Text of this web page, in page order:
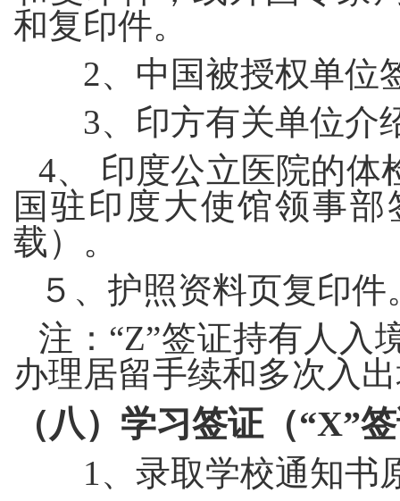
和复印件。
2、中国被授权单位
3、印方有关单位介
4、 印度公立医院的体
国驻印度大使馆领事
载）。
５、护照资料页复印件
注：“Z”签证持有人入
办理居留手续和多次入
（八） 学习签证（“X”
1、录取学校通知书